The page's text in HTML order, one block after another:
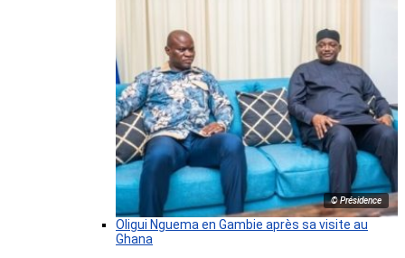
© Présidence
Oligui Nguema en Gambie après sa visite au
Ghana